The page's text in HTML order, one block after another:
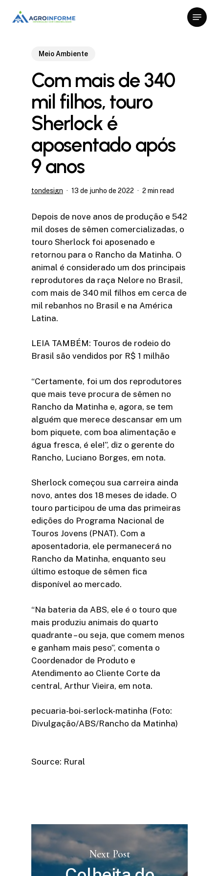
Menu
Meio Ambiente
Com mais de 340
mil filhos, touro
Sherlock é
aposentado após
9 anos
tondesign 13 de junho de 2022 2 min read
Depois de nove anos de produção e 542
mil doses de sêmen comercializadas, o
touro Sherlock foi aposenado e
retornou para o Rancho da Matinha. O
animal é considerado um dos principais
reprodutores da raça Nelore no Brasil,
com mais de 340 mil filhos em cerca de
mil rebanhos no Brasil e na América
Latina.
LEIA TAMBÉM: Touros de rodeio do
Brasil são vendidos por R$ 1 milhão
“Certamente, foi um dos reprodutores
que mais teve procura de sêmen no
Rancho da Matinha e, agora, se tem
alguém que merece descansar em um
bom piquete, com boa alimentação e
água fresca, é ele!”, diz o gerente do
Rancho, Luciano Borges, em nota.
Sherlock começou sua carreira ainda
novo, antes dos 18 meses de idade. O
touro participou de uma das primeiras
edições do Programa Nacional de
Touros Jovens (PNAT). Com a
aposentadoria, ele permanecerá no
Rancho da Matinha, enquanto seu
último estoque de sêmen fica
disponível ao mercado.
“Na bateria da ABS, ele é o touro que
mais produziu animais do quarto
quadrante – ou seja, que comem menos
e ganham mais peso”, comenta o
Coordenador de Produto e
Atendimento ao Cliente Corte da
central, Arthur Vieira, em nota.
pecuaria-boi-serlock-matinha (Foto:
Divulgação/ABS/Rancho da Matinha)
Source: Rural
Next Post